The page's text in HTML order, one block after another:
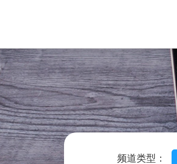
频道类型：